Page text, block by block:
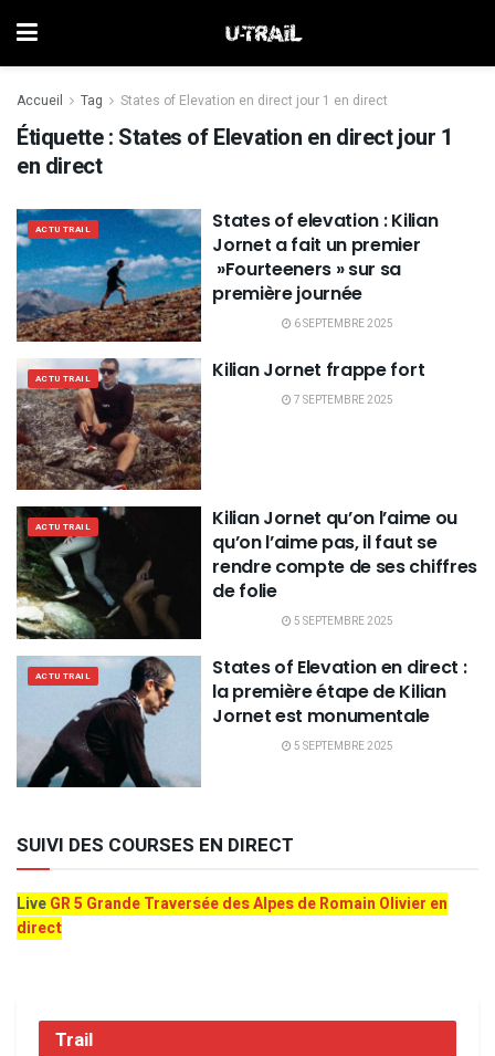
Accueil Tag States of Elevation en direct jour 1 en direct
Étiquette : States of Elevation en direct jour 1
en direct
ACTU TRAIL
States of elevation : Kilian
Jornet a fait un premier
»Fourteeners » sur sa
première journée
6 SEPTEMBRE 2025
ACTU TRAIL Kilian Jornet frappe fort
7 SEPTEMBRE 2025
ACTU TRAIL
Kilian Jornet qu’on l’aime ou
qu’on l’aime pas, il faut se
rendre compte de ses chiffres
de folie
5 SEPTEMBRE 2025
ACTU TRAIL
States of Elevation en direct :
la première étape de Kilian
Jornet est monumentale
5 SEPTEMBRE 2025
SUIVI DES COURSES EN DIRECT
LiveGR 5 Grande Traversée des Alpes de Romain Olivier en
direct
Trail